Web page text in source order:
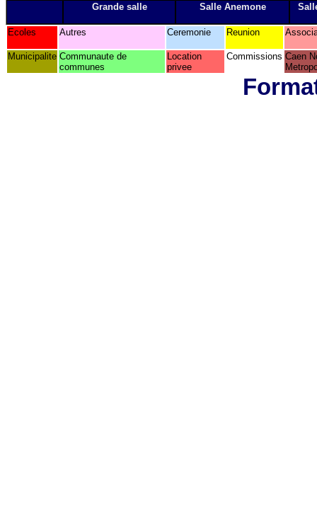
Grande salle
Salle Anemone
Ecoles Autres Ceremonie Reunion
Municipalite Communaute de
communes
Location
privee
Commissions Caen